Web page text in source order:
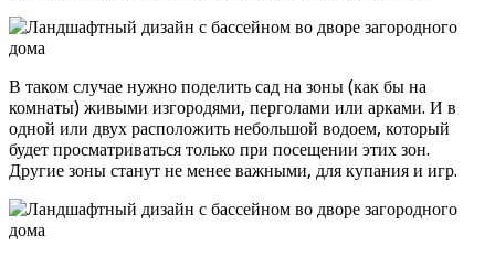
В таком случае нужно поделить сад на зоны (как бы на
комнаты) живыми изгородями, перголами или арками. И в
одной или двух расположить небольшой водоем, который
будет просматриваться только при посещении этих зон.
Другие зоны станут не менее важными, для купания и игр.